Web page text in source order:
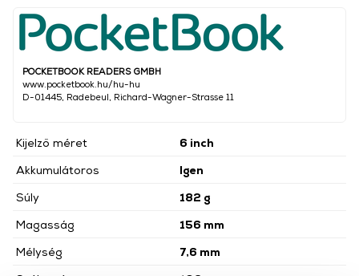
POCKETBOOK READERS GMBH
www.pocketbook.hu/hu-hu
D-01445, Radebeul, Richard-Wagner-Strasse 11
Kijelző méret
6 inch
Akkumulátoros
Igen
Súly
182 g
Magasság
156 mm
Mélység
7,6 mm